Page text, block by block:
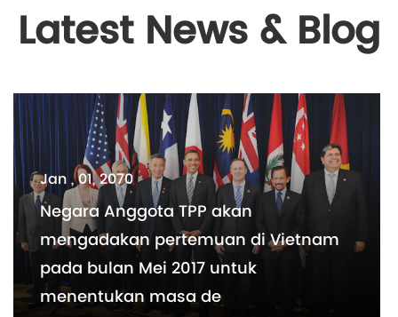
Latest News & Blog
Jan , 01, 2070
Negara Anggota TPP akan
mengadakan pertemuan di Vietnam
pada bulan Mei 2017 untuk
menentukan masa de